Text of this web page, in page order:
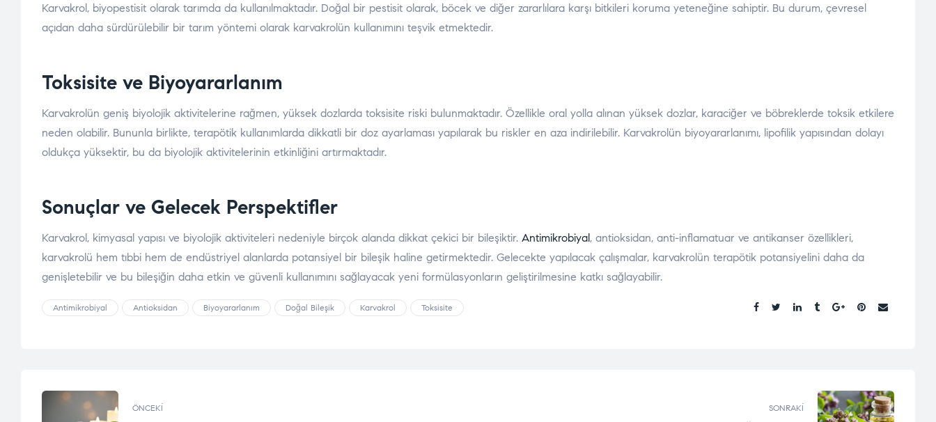
Karvakrol, biyopestisit olarak tarımda da kullanılmaktadır. Doğal bir pestisit olarak, böcek ve diğer zararlılara karşı bitkileri koruma yeteneğine sahiptir. Bu durum, çevresel
açıdan daha sürdürülebilir bir tarım yöntemi olarak karvakrolün kullanımını teşvik etmektedir.
Toksisite ve Biyoyararlanım
Karvakrolün geniş biyolojik aktivitelerine rağmen, yüksek dozlarda toksisite riski bulunmaktadır. Özellikle oral yolla alınan yüksek dozlar, karaciğer ve böbreklerde toksik etkilere
neden olabilir. Bununla birlikte, terapötik kullanımlarda dikkatli bir doz ayarlaması yapılarak bu riskler en aza indirilebilir. Karvakrolün biyoyararlanımı, lipofilik yapısından dolayı
oldukça yüksektir, bu da biyolojik aktivitelerinin etkinliğini artırmaktadır.
Sonuçlar ve Gelecek Perspektifler
Karvakrol, kimyasal yapısı ve biyolojik aktiviteleri nedeniyle birçok alanda dikkat çekici bir bileşiktir. Antimikrobiyal, antioksidan, anti-inflamatuar ve antikanser özellikleri,
karvakrolü hem tıbbi hem de endüstriyel alanlarda potansiyel bir bileşik haline getirmektedir. Gelecekte yapılacak çalışmalar, karvakrolün terapötik potansiyelini daha da
genişletebilir ve bu bileşiğin daha etkin ve güvenli kullanımını sağlayacak yeni formülasyonların geliştirilmesine katkı sağlayabilir.
Antimikrobiyal Antioksidan Biyoyararlanım Doğal Bileşik Karvakrol Toksisite
Paylaşmak:
ÖNCEKI SONRAKI